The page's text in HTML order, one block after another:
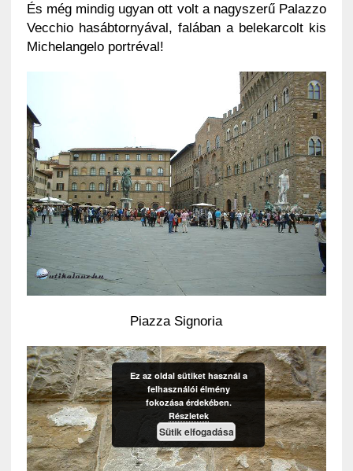
És még mindig ugyan ott volt a nagyszerű Palazzo
Vecchio hasábtornyával, falában a belekarcolt kis
Michelangelo portréval!
Piazza Signoria
Ez az oldal sütiket használ a
felhasználói élmény
fokozása érdekében.
Részletek
Sütik elfogadása